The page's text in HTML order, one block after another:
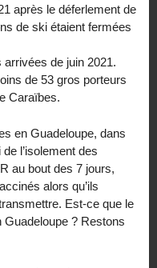
après le déferlement de
de ski étaient fermées
arrivées de juin 2021.
de 53 gros porteurs
Caraïbes.
en Guadeloupe, dans
l’isolement des
au bout des 7 jours,
alors qu’ils
Est-ce que le
? Restons